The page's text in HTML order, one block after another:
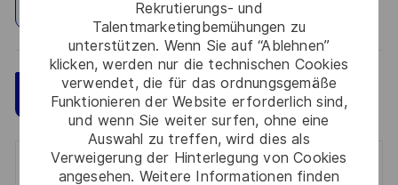
Rekrutierungs- und
Talentmarketingbemühungen zu
unterstützen. Wenn Sie auf “Ablehnen”
klicken, werden nur die technischen Cookies
verwendet, die für das ordnungsgemäße
Funktionieren der Website erforderlich sind,
und wenn Sie weiter surfen, ohne eine
Auswahl zu treffen, wird dies als
Verweigerung der Hinterlegung von Cookies
angesehen. Weitere Informationen finden
Standort erkunden
Jetzt bewerben Speichern
Get notified for similar jobs